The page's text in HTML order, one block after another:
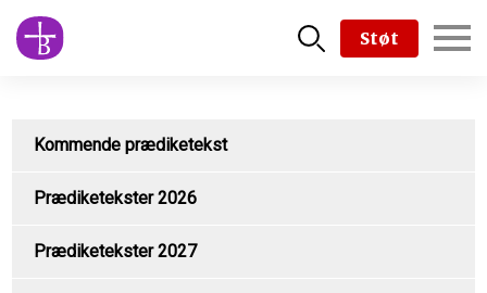
Skip
to
Støt
Kommende prædiketekst
Prædiketekster 2026
Prædiketekster 2027